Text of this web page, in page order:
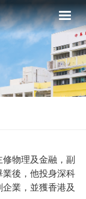
物理及金融，副
後，他投身深科
業，並獲香港及